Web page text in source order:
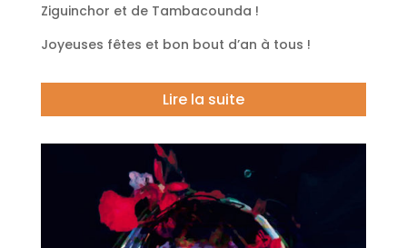
Ziguinchor et de Tambacounda !
Joyeuses fêtes et bon bout d’an à tous !
Lire la suite